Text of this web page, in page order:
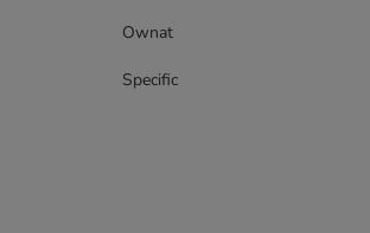
Ownat
Specific